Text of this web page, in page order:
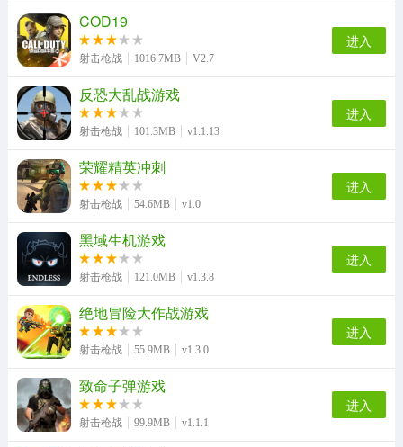
COD19
射击枪战 1016.7MB V2.7
进入
反恐大乱战游戏
射击枪战 101.3MB v1.1.13
进入
荣耀精英冲刺
射击枪战 54.6MB v1.0
进入
黑域生机游戏
射击枪战 121.0MB v1.3.8
进入
绝地冒险大作战游戏
射击枪战 55.9MB v1.3.0
进入
致命子弹游戏
射击枪战 99.9MB v1.1.1
进入